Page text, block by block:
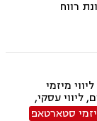
רווח
מיזמי
ליווי עסקי,
רכוש, גישור
סטארטאפ